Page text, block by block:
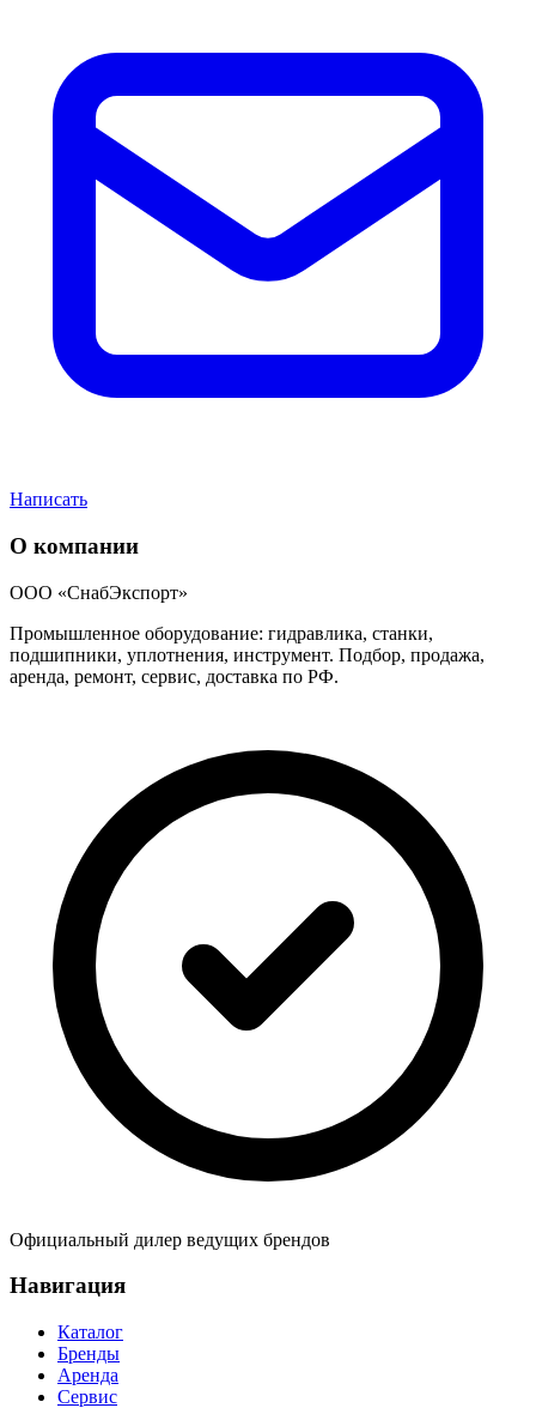
Написать
О компании
ООО «СнабЭкспорт»
Промышленное оборудование: гидравлика, станки,
подшипники, уплотнения, инструмент. Подбор, продажа,
аренда, ремонт, сервис, доставка по РФ.
Официальный дилер ведущих брендов
Навигация
Каталог
Бренды
Аренда
Сервис